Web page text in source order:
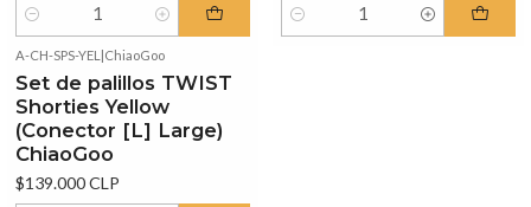
Cantidad Cantidad
A-CH-SPS-YEL |ChiaoGoo
Set de palillos TWIST
Shorties Yellow
(Conector [L] Large)
ChiaoGoo
$139.000 CLP